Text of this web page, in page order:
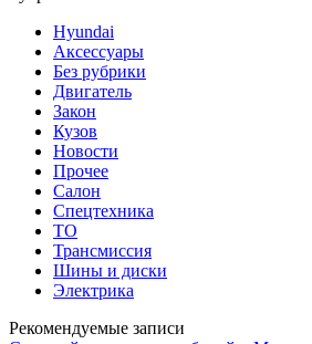
Hyundai
Аксессуары
Без рубрики
Двигатель
Закон
Кузов
Новости
Прочее
Салон
Спецтехника
ТО
Трансмиссия
Шины и диски
Электрика
Рекомендуемые записи